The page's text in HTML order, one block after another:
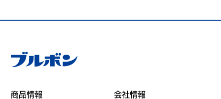
商品情報 会社情報